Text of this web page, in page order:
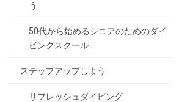
う
50代から始めるシニアのためのダイ
ビングスクール
ステップアップしよう
リフレッシュダイビング